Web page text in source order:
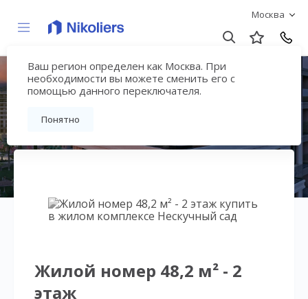
Москва
Ваш регион определен как Москва. При
необходимости вы можете сменить его с
помощью данного переключателя.
Понятно
Нескучный сад
Вернуться на страницу гостиничного
Жилой номер 48,2 м² - 2
этаж